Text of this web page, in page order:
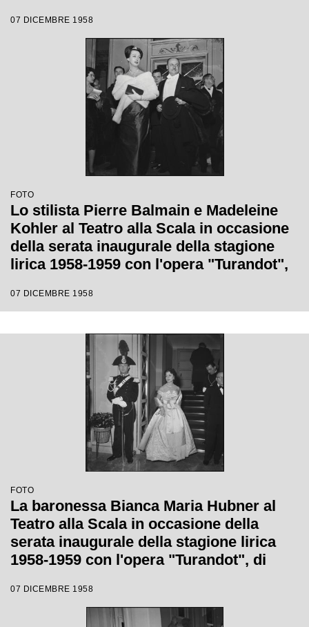
da Antonino Votto, con la regia di
Margherita Wallmann
07 DICEMBRE 1958
FOTO
Lo stilista Pierre Balmain e Madeleine
Kohler al Teatro alla Scala in occasione
della serata inaugurale della stagione
lirica 1958-1959 con l'opera "Turandot",
Votto con la regia di Margherita
07 DICEMBRE 1958
FOTO
La baronessa Bianca Maria Hubner al
Teatro alla Scala in occasione della
serata inaugurale della stagione lirica
1958-1959 con l'opera "Turandot", di
Votto con la regia di Margherita
07 DICEMBRE 1958